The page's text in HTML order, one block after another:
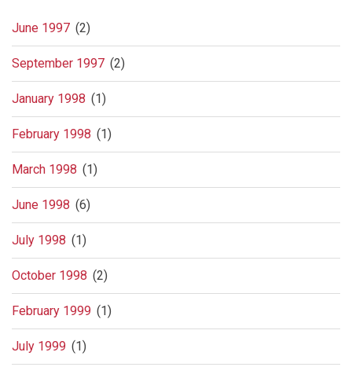
June 1997 (2)
September 1997 (2)
January 1998 (1)
February 1998 (1)
March 1998 (1)
June 1998 (6)
July 1998 (1)
October 1998 (2)
February 1999 (1)
July 1999 (1)